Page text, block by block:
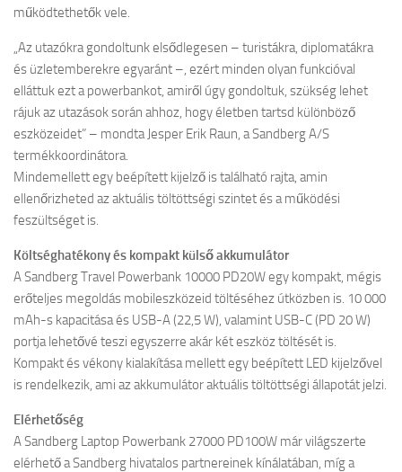
működtethetők vele.
„Az utazókra gondoltunk elsődlegesen – turistákra, diplomatákra
és üzletemberekre egyaránt –, ezért minden olyan funkcióval
elláttuk ezt a powerbankot, amiről úgy gondoltuk, szükség lehet
rájuk az utazások során ahhoz, hogy életben tartsd különböző
eszközeidet” – mondta Jesper Erik Raun, a Sandberg A/S
termékkoordinátora.
Mindemellett egy beépített kijelző is található rajta, amin
ellenőrizheted az aktuális töltöttségi szintet és a működési
feszültséget is.
Költséghatékony és kompakt külső akkumulátor
A Sandberg Travel Powerbank 10000 PD20W egy kompakt, mégis
erőteljes megoldás mobileszközeid töltéséhez útközben is. 10 000
mAh-s kapacitása és USB-A (22,5 W), valamint USB-C (PD 20 W)
portja lehetővé teszi egyszerre akár két eszköz töltését is.
Kompakt és vékony kialakítása mellett egy beépített LED kijelzővel
is rendelkezik, ami az akkumulátor aktuális töltöttségi állapotát jelzi.
Elérhetőség
A Sandberg Laptop Powerbank 27000 PD100W már világszerte
elérhető a Sandberg hivatalos partnereinek kínálatában, míg a